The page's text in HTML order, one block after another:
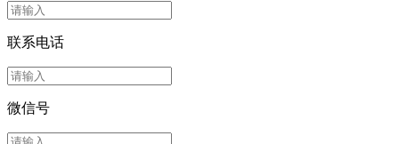
联系电话
微信号